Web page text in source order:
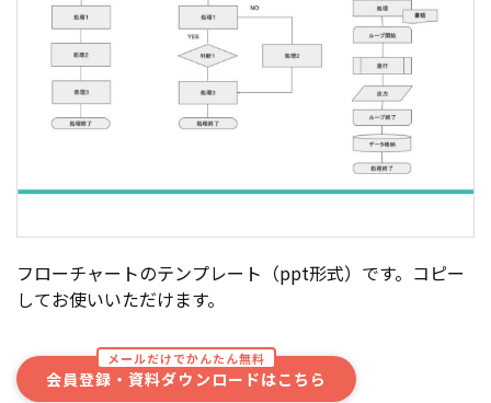
フローチャートのテンプレート（ppt形式）です。コピー
してお使いいただけます。
メールだけでかんたん無料
会員登録・資料ダウンロードはこちら